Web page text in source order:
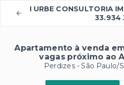
I URBE CONSULTORIA
33.934
Apartamento à venda
vagas próximo ao
Perdizes - São Paulo/